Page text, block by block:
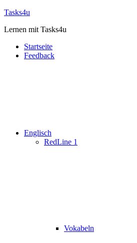
Zum
springen
Tasks4u
Lernen mit Tasks4u
Startseite
Feedback
Englisch
RedLine 1
Vokabeln